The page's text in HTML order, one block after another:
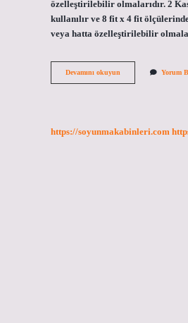
özelleştirilebilir olmalarıdır. 2
kullanılır ve 8 fit x 4 fit
veya hatta özelleştirilebilir
Devamını okuyun
Masaları
Yorum
https://soyunmakabinleri.com